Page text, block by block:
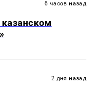
6 часов назад
2 дня назад